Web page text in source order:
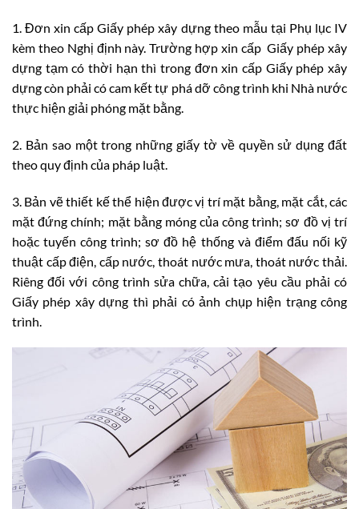
1. Đơn xin cấp Giấy phép xây dựng theo mẫu tại Phụ lục IV
kèm theo Nghị định này. Trường hợp xin cấp Giấy phép xây
dựng tạm có thời hạn thì trong đơn xin cấp Giấy phép xây
dựng còn phải có cam kết tự phá dỡ công trình khi Nhà nước
thực hiện giải phóng mặt bằng.
2. Bản sao một trong những giấy tờ về quyền sử dụng đất
theo quy định của pháp luật.
3. Bản vẽ thiết kế thể hiện được vị trí mặt bằng, mặt cắt, các
mặt đứng chính; mặt bằng móng của công trình; sơ đồ vị trí
hoặc tuyến công trình; sơ đồ hệ thống và điểm đấu nối kỹ
thuật cấp điện, cấp nước, thoát nước mưa, thoát nước thải.
Riêng đối với công trình sửa chữa, cải tạo yêu cầu phải có
Giấy phép xây dựng thì phải có ảnh chụp hiện trạng công
trình.